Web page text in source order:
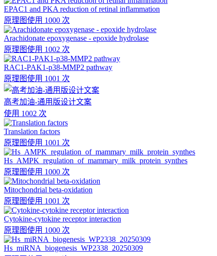
EPAC1 and PKA reduction of retinal inflammation
原理图使用 1000 次
Arachidonate epoxygenase - epoxide hydrolase
原理图使用 1002 次
RAC1-PAK1-p38-MMP2 pathway
原理图使用 1001 次
高考加油-通用版设计文案
使用 1002 次
Translation factors
原理图使用 1001 次
Hs_AMPK_regulation_of_mammary_milk_protein_synthes
原理图使用 1000 次
Mitochondrial beta-oxidation
原理图使用 1001 次
Cytokine-cytokine receptor interaction
原理图使用 1000 次
Hs_miRNA_biogenesis_WP2338_20250309